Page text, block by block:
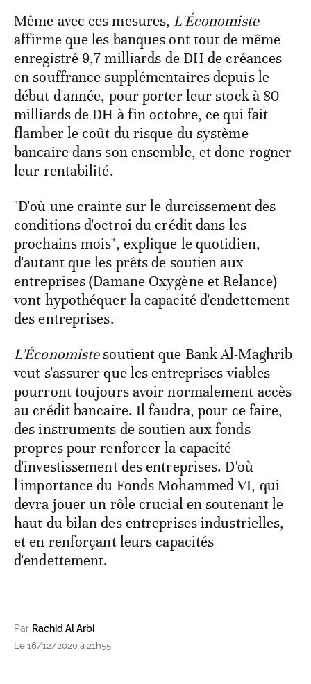
Même avec ces mesures, L'Économiste
affirme que les banques ont tout de même
enregistré 9,7 milliards de DH de créances
en souffrance supplémentaires depuis le
début d'année, pour porter leur stock à 80
milliards de DH à fin octobre, ce qui fait
flamber le coût du risque du système
bancaire dans son ensemble, et donc rogner
leur rentabilité.
"D'où une crainte sur le durcissement des
conditions d'octroi du crédit dans les
prochains mois", explique le quotidien,
d'autant que les prêts de soutien aux
entreprises (Damane Oxygène et Relance)
vont hypothéquer la capacité d'endettement
des entreprises.
L'Économistesoutient que Bank Al-Maghrib
veut s'assurer que les entreprises viables
pourront toujours avoir normalement accès
au crédit bancaire. Il faudra, pour ce faire,
des instruments de soutien aux fonds
propres pour renforcer la capacité
d'investissement des entreprises. D'où
l'importance du Fonds Mohammed VI, qui
devra jouer un rôle crucial en soutenant le
haut du bilan des entreprises industrielles,
et en renforçant leurs capacités
d'endettement.
Par Rachid Al Arbi
Le 16/12/2020 à 21h55